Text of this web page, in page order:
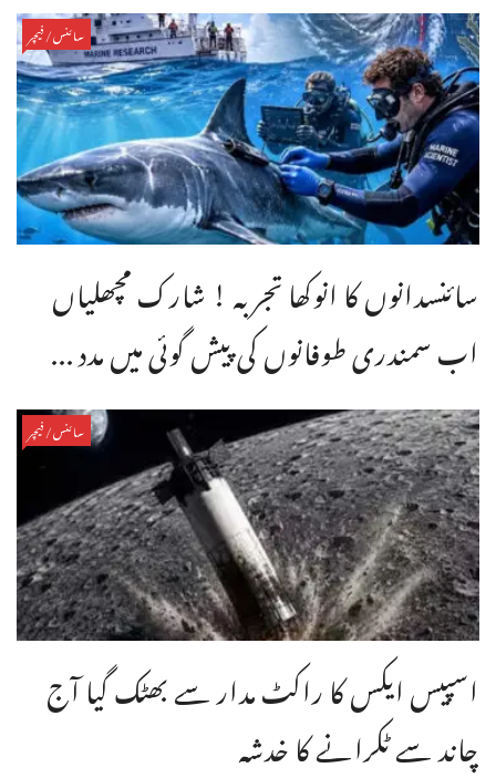
سائنس/فیچر
سائنسدانوں کا انوکھا تجربہ ! شارک مچھلیاں
اب سمندری طوفانوں کی پیش گوئی میں مدد ...
سائنس/فیچر
اسپیس ایکس کا راکٹ مدار سے بھٹک گیا آج
چاند سے ٹکرانے کا خدشہ